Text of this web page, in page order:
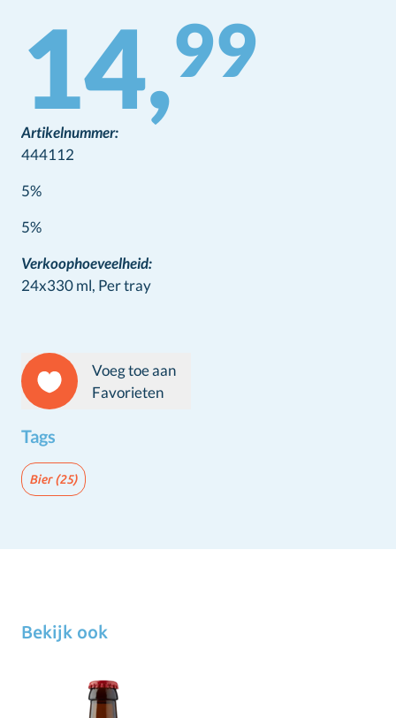
14,99
Artikelnummer:
444112
5%
Wine info
5%
Verkoophoeveelheid:
24x330 ml, Per tray
Voeg toe aan
Favorieten
Tags
Bier(25)
Bekijk ook